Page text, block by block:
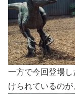
一方で今回登場
けられているのが